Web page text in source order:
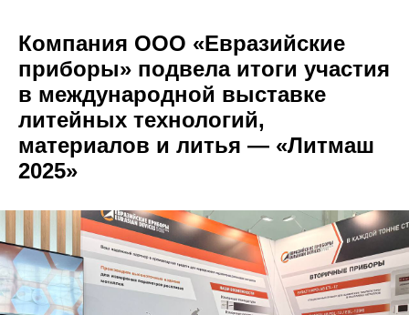
Компания ООО «Евразийские
приборы» подвела итоги участия
в международной выставке
литейных технологий,
материалов и литья — «Литмаш
2025»